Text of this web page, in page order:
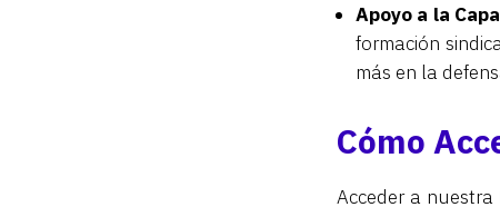
Apoyo a la
formación
más en la
Cómo
Acceder a nuestra